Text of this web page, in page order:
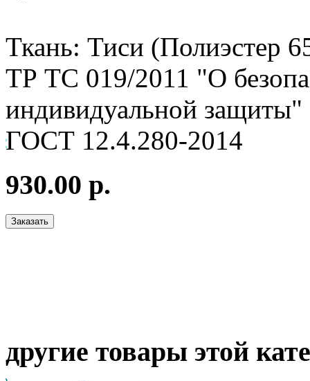
Ткань: Тиси (Полиэстер
ТР ТС 019/2011 "О
индивидуальной защиты"
ГОСТ 12.4.280-2014
930.00 р.
другие товары этой